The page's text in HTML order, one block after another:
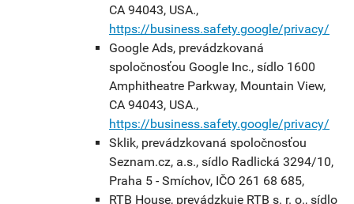
CA 94043, USA.,
https://business.safety.google/privacy/
Google Ads, prevádzkovaná
spoločnosťou Google Inc., sídlo 1600
Amphitheatre Parkway, Mountain View,
CA 94043, USA.,
https://business.safety.google/privacy/
Sklik, prevádzkovaná spoločnosťou
Seznam.cz, a.s., sídlo Radlická 3294/10,
Praha 5 - Smíchov, IČO 261 68 685,
RTB House, prevádzkuje RTB s. r. o., sídlo